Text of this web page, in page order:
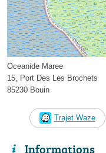
Oceanide Maree
15, Port Des Les Brochets
85230 Bouin
Trajet Waze
Informations